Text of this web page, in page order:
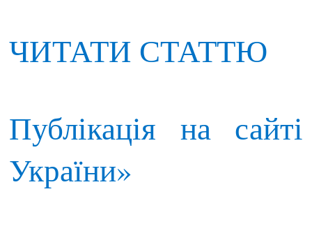
ЧИТАТИ СТАТТЮ
Публікація на
України»